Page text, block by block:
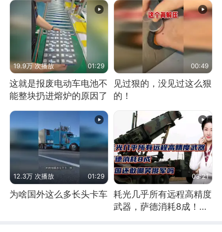
19.9万 次播放 01:29
这就是报废电动车电池不
能整块扔进熔炉的原因了
00:49
见过狠的，没见过这么狠
的！
12.3万 次播放 01:29
为啥国外这么多长头卡车
03:21
耗光几乎所有远程高精度
武器，萨德消耗8成！美